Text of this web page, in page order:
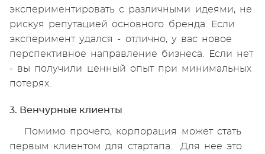
экспериментировать с различными идеями, не
рискуя репутацией основного бренда. Если
эксперимент удался - отлично, у вас новое
перспективное направление бизнеса. Если нет
- вы получили ценный опыт при минимальных
потерях.
3. Венчурные клиенты
Помимо прочего, корпорация может стать
первым клиентом для стартапа. Для нее это